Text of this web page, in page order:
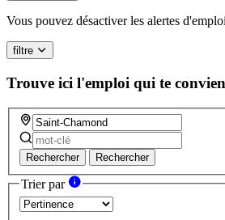
Vous pouvez désactiver les alertes
filtre
Trouve ici l'emploi qui te
Rechercher Rechercher
Trier par